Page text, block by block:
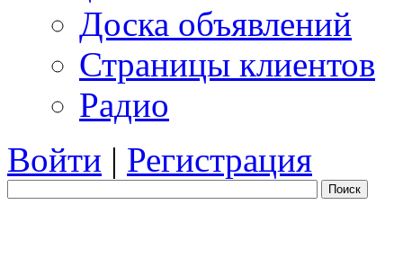
Доска объявлений
Страницы клиентов
Радио
Войти | Регистрация
Поиск